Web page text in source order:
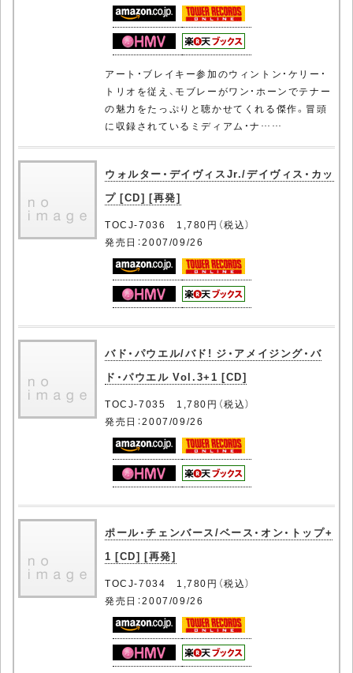
アート・ブレイキー参加のウィントン・ケリー・
トリオを従え、モブレーがワン・ホーンでテナー
の魅力をたっぷりと聴かせてくれる傑作。冒頭
に収録されているミディアム・ナ……
ウォルター・デイヴィスJr./デイヴィス・カッ
プ [CD] [再発]
TOCJ-7036 1,780円（税込）
発売日：2007/09/26
バド・パウエル/バド! ジ・アメイジング・バ
ド・パウエル Vol.3+1 [CD]
TOCJ-7035 1,780円（税込）
発売日：2007/09/26
ポール・チェンバース/ベース・オン・トップ+
1 [CD] [再発]
TOCJ-7034 1,780円（税込）
発売日：2007/09/26